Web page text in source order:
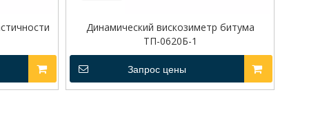
Динамический вискозиметр битума
ТП-0620Б-1
Запрос цены